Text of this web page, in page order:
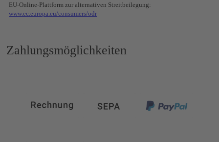
EU-Online-Plattform zur alternativen Streitbeilegung:
www.ec.europa.eu/consumers/odr
Zahlungsmöglichkeiten